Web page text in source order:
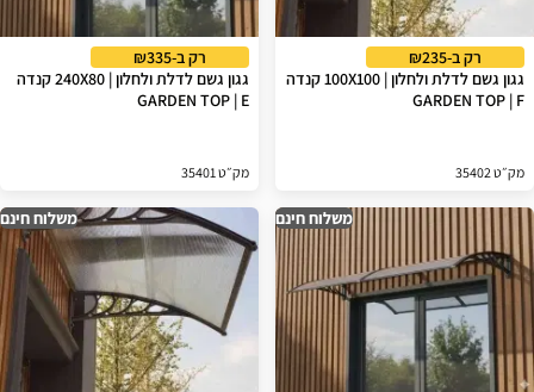
רק ב-₪235
גגון גשם לדלת ולחלון | 100X100 קנדה
GARDEN TOP | F
מק״ט 35402
רק ב-₪335
גגון גשם לדלת ולחלון | 240X80 קנדה
GARDEN TOP | E
מק״ט 35401
משלוח חינם משלוח חינם